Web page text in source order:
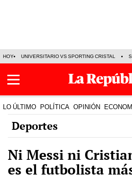
HOY UNIVERSITARIO VS SPORTING CRISTAL
LO ÚLTIMO POLÍTICA OPINIÓN
Deportes
Ni Messi ni
es el futbolista